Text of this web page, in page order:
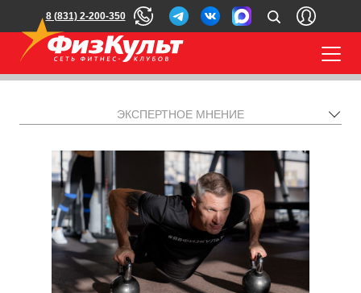
8 (831) 2-200-350
ЭКСПЕРТНОЕ МНЕНИЕ